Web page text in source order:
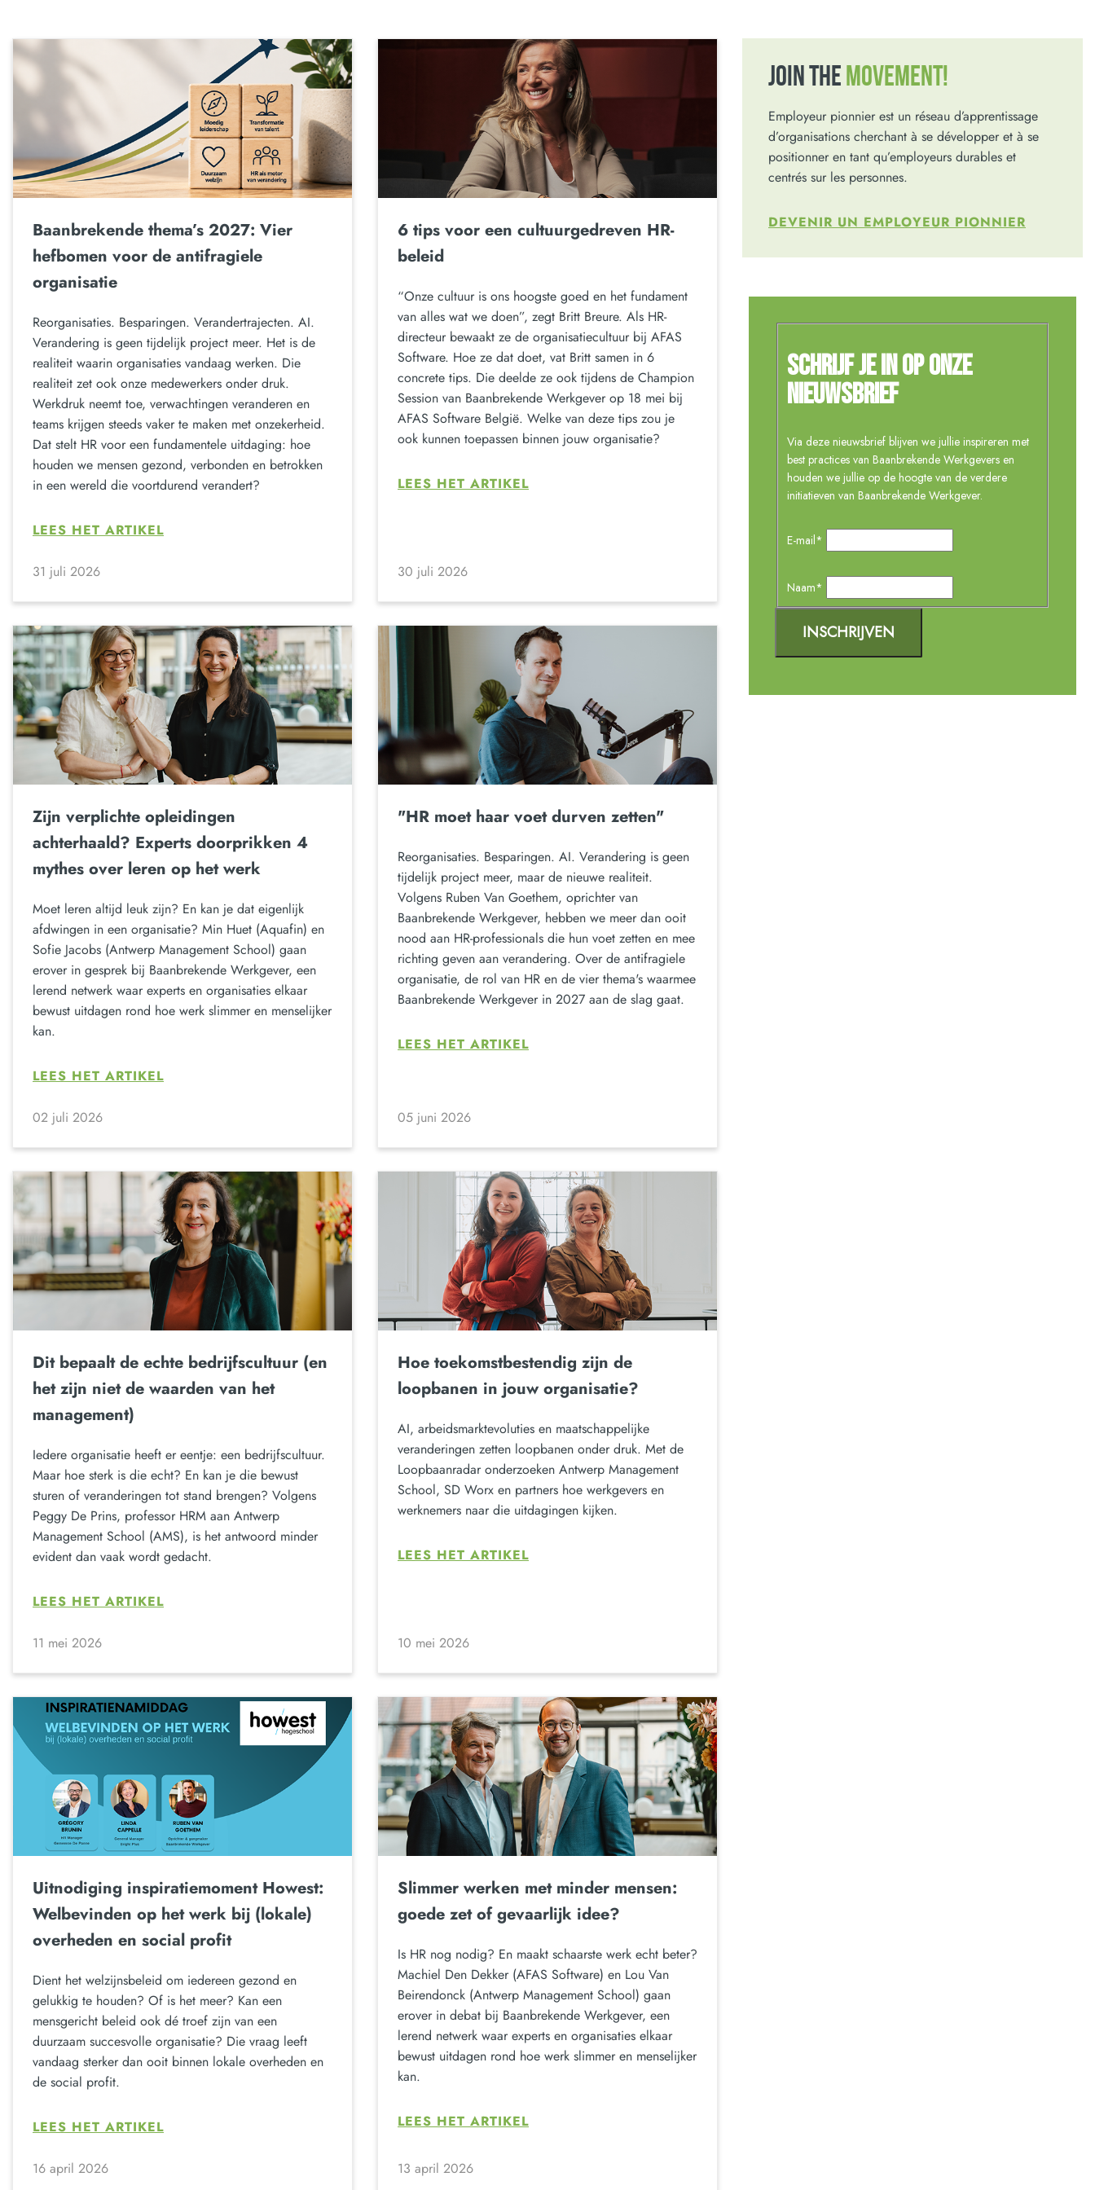
Baanbrekende thema’s 2027: Vier
hefbomen voor de antifragiele
organisatie
Reorganisaties. Besparingen. Verandertrajecten. AI.
Verandering is geen tijdelijk project meer. Het is de
realiteit waarin organisaties vandaag werken. Die
realiteit zet ook onze medewerkers onder druk.
Werkdruk neemt toe, verwachtingen veranderen en
teams krijgen steeds vaker te maken met onzekerheid.
Dat stelt HR voor een fundamentele uitdaging: hoe
houden we mensen gezond, verbonden en betrokken
in een wereld die voortdurend verandert?
LEES HET ARTIKEL
31 juli 2026
6 tips voor een cultuurgedreven HR-
beleid
“Onze cultuur is ons hoogste goed en het fundament
van alles wat we doen”, zegt Britt Breure. Als HR-
directeur bewaakt ze de organisatiecultuur bij AFAS
Software. Hoe ze dat doet, vat Britt samen in 6
concrete tips. Die deelde ze ook tijdens de Champion
Session van Baanbrekende Werkgever op 18 mei bij
AFAS Software België. Welke van deze tips zou je
ook kunnen toepassen binnen jouw organisatie?
LEES HET ARTIKEL
30 juli 2026
Zijn verplichte opleidingen
achterhaald? Experts doorprikken 4
mythes over leren op het werk
Moet leren altijd leuk zijn? En kan je dat eigenlijk
afdwingen in een organisatie? Min Huet (Aquafin) en
Sofie Jacobs (Antwerp Management School) gaan
erover in gesprek bij Baanbrekende Werkgever, een
lerend netwerk waar experts en organisaties elkaar
bewust uitdagen rond hoe werk slimmer en menselijker
kan.
LEES HET ARTIKEL
02 juli 2026
"HR moet haar voet durven zetten"
Reorganisaties. Besparingen. AI. Verandering is geen
tijdelijk project meer, maar de nieuwe realiteit.
Volgens Ruben Van Goethem, oprichter van
Baanbrekende Werkgever, hebben we meer dan ooit
nood aan HR-professionals die hun voet zetten en mee
richting geven aan verandering. Over de antifragiele
organisatie, de rol van HR en de vier thema's waarmee
Baanbrekende Werkgever in 2027 aan de slag gaat.
LEES HET ARTIKEL
05 juni 2026
Dit bepaalt de echte bedrijfscultuur (en
het zijn niet de waarden van het
management)
Iedere organisatie heeft er eentje: een bedrijfscultuur.
Maar hoe sterk is die echt? En kan je die bewust
sturen of veranderingen tot stand brengen? Volgens
Peggy De Prins, professor HRM aan Antwerp
Management School (AMS), is het antwoord minder
evident dan vaak wordt gedacht.
LEES HET ARTIKEL
11 mei 2026
Hoe toekomstbestendig zijn de
loopbanen in jouw organisatie?
AI, arbeidsmarktevoluties en maatschappelijke
veranderingen zetten loopbanen onder druk. Met de
Loopbaanradar onderzoeken Antwerp Management
School, SD Worx en partners hoe werkgevers en
werknemers naar die uitdagingen kijken.
LEES HET ARTIKEL
10 mei 2026
Uitnodiging inspiratiemoment Howest:
Welbevinden op het werk bij (lokale)
overheden en social profit
Dient het welzijnsbeleid om iedereen gezond en
gelukkig te houden? Of is het meer? Kan een
mensgericht beleid ook dé troef zijn van een
duurzaam succesvolle organisatie? Die vraag leeft
vandaag sterker dan ooit binnen lokale overheden en
de social profit.
LEES HET ARTIKEL
16 april 2026
Slimmer werken met minder mensen:
goede zet of gevaarlijk idee?
Is HR nog nodig? En maakt schaarste werk echt beter?
Machiel Den Dekker (AFAS Software) en Lou Van
Beirendonck (Antwerp Management School) gaan
erover in debat bij Baanbrekende Werkgever, een
lerend netwerk waar experts en organisaties elkaar
bewust uitdagen rond hoe werk slimmer en menselijker
kan.
LEES HET ARTIKEL
13 april 2026
JOIN THE MOVEMENT!
Employeur pionnier est un réseau d’apprentissage
d’organisations cherchant à se développer et à se
positionner en tant qu’employeurs durables et
centrés sur les personnes.
DEVENIR UN EMPLOYEUR PIONNIER